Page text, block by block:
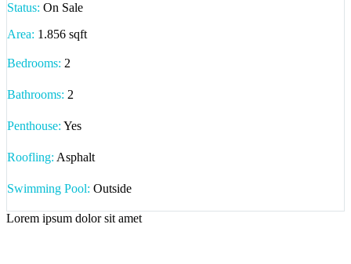
Status: On Sale
Area: 1.856 sqft
Bedrooms: 2
Bathrooms: 2
Penthouse: Yes
Roofling: Asphalt
Swimming Pool: Outside
Lorem ipsum dolor sit amet